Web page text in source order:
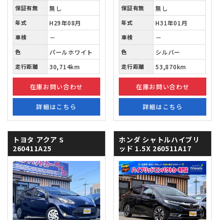
保証有無 無し
年式 H29年08月
車検 －
色 パールホワイト
走行距離 30,714km
在庫お問い合わせ
詳細はこちら
保証有無 無し
年式 H31年01月
車検 －
色 シルバー
走行距離 53,870km
在庫お問い合わせ
詳細はこちら
トヨタ アクア S
260411A25
ホンダ シャトルハイブリ
ッド 1.5X 260511A17